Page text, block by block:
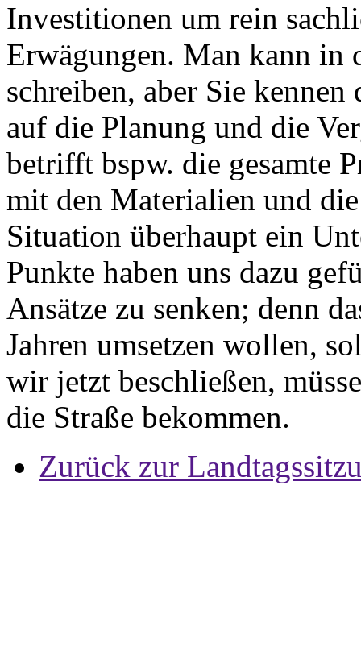
Investitionen um rein
Erwägungen. Man kann in
schreiben, aber Sie
auf die Planung und die
betrifft bspw. die gesamte
mit den Materialien und
Situation überhaupt ein
Punkte haben uns dazu
Ansätze zu senken; denn
Jahren umsetzen wollen,
wir jetzt beschließen,
die Straße bekommen.
Zurück zur